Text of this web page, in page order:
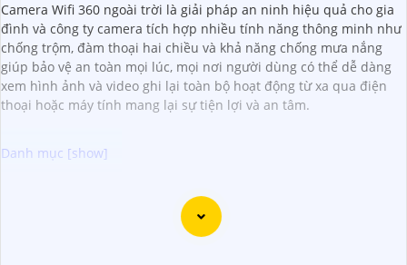
Camera Wifi 360 ngoài trời là giải pháp an ninh hiệu quả cho gia
đình và công ty camera tích hợp nhiều tính năng thông minh như
chống trộm, đàm thoại hai chiều và khả năng chống mưa nắng
giúp bảo vệ an toàn mọi lúc, mọi nơi người dùng có thể dễ dàng
xem hình ảnh và video ghi lại toàn bộ hoạt động từ xa qua điện
thoại hoặc máy tính mang lại sự tiện lợi và an tâm.
Dòng Camera Speed Dome Công Nghệ AI với hình ảnh
chất lượng sắc nét sẽ là sự lựa chọn hoàn hảo cho hệ